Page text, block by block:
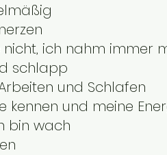
ich nahm immer
schlapp
und Schlafen
kennen und meine
bin wach